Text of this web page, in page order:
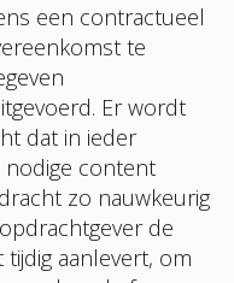
een contractueel
te
Er wordt
dat in ieder
content
zo nauwkeurig
de
aanlevert, om